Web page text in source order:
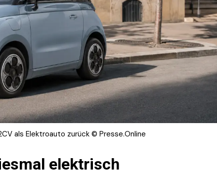
als Elektroauto zurück © Presse.Online
elektrisch